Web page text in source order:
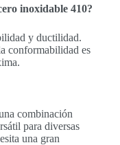
inoxidable 410?
y ductilidad.
conformabilidad es
combinación
para diversas
una gran